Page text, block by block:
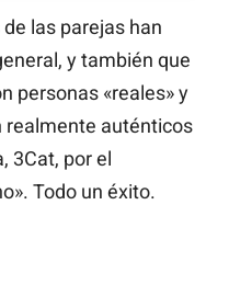
las parejas han
y también que
personas «reales» y
realmente auténticos
3Cat, por el
Todo un éxito.